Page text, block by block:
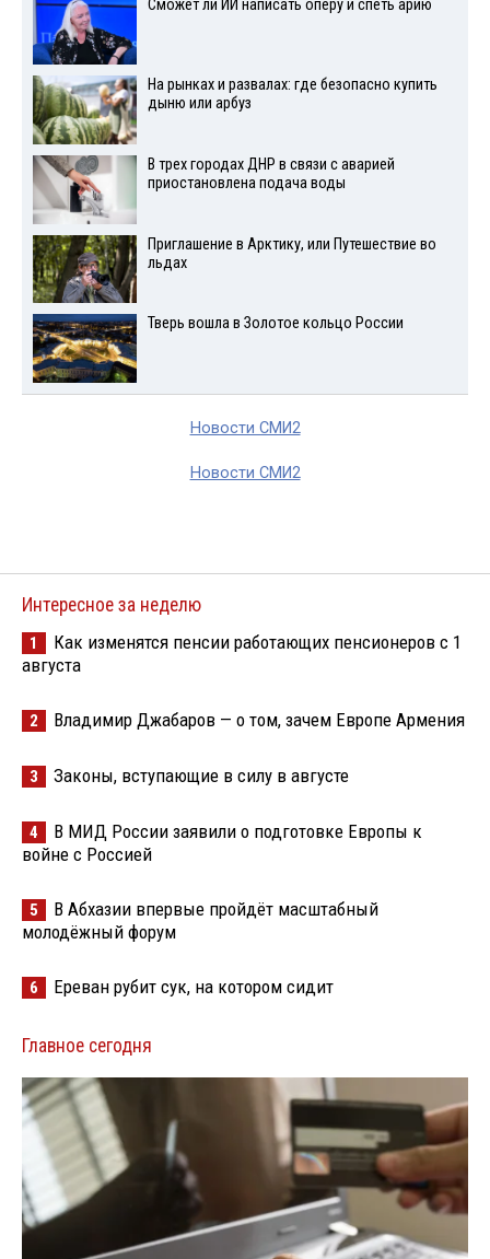
Сможет ли ИИ написать оперу и спеть арию
На рынках и развалах: где безопасно купить
дыню или арбуз
В трех городах ДНР в связи с аварией
приостановлена подача воды
Приглашение в Арктику, или Путешествие во
льдах
Тверь вошла в Золотое кольцо России
Новости СМИ2
Новости СМИ2
Интересное за неделю
1
Как изменятся пенсии работающих пенсионеров с 1
августа
2 Владимир Джабаров — о том, зачем Европе Армения
3 Законы, вступающие в силу в августе
4
В МИД России заявили о подготовке Европы к
войне с Россией
5
В Абхазии впервые пройдёт масштабный
молодёжный форум
6 Ереван рубит сук, на котором сидит
Главное сегодня